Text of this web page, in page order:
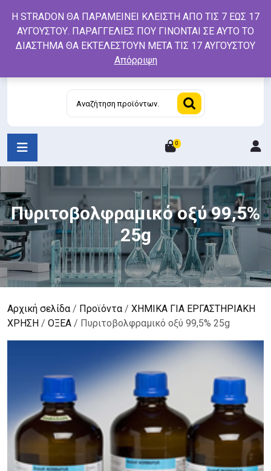
content
Αναζήτηση
0
Πυριτοβολφραμικό οξύ 99,5%
25g
Αρχική σελίδα/ Προϊόντα/ ΧΗΜΙΚΑ ΓΙΑ ΕΡΓΑΣΤΗΡΙΑΚΗ
ΧΡΗΣΗ / ΟΞΕΑ / Πυριτοβολφραμικό οξύ 99,5% 25g
Η STRADON ΘΑ ΠΑΡΑΜΕΙΝΕΙ ΚΛΕΙΣΤΗ ΑΠΟ ΤΙΣ 7 ΕΩΣ 17
ΑΥΓΟΥΣΤΟΥ. ΠΑΡΑΓΓΕΛΙΕΣ ΠΟΥ ΓΙΝΟΝΤΑΙ ΣΕ ΑΥΤΟ ΤΟ
ΔΙΑΣΤΗΜΑ ΘΑ ΕΚΤΕΛΕΣΤΟΥΝ ΜΕΤΑ ΤΙΣ 17 ΑΥΓΟΥΣΤΟΥ
Απόρριψη